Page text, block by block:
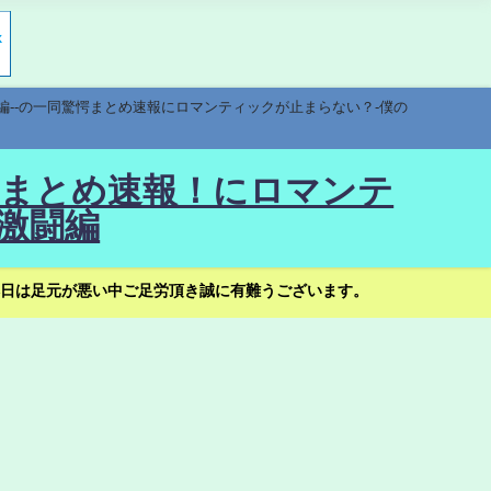
の一同驚愕まとめ速報にロマンティックが止まらない？-僕の
とめ速報！にロマンテ
闘編
足元が悪い中ご足労頂き誠に有難うございます。